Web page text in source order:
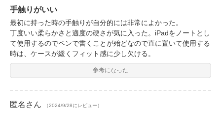
手触りがいい
最初に持った時の手触りが自分的には非常によかった。
丁度いい柔らかさと適度の硬さが気に入った。iPadをノートとし
て使用するのでペンで書くことが殆どなので直に置いて使用する
時は、ケースが緩くフィット感に少し欠ける。
参考になった
匿名 さん （2024/9/28にレビュー）